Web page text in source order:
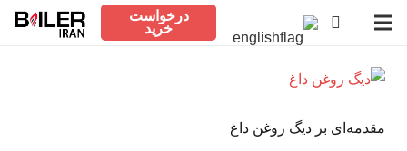
درخواست
خرید
مقدمه‌ای بر دیگ روغن داغ